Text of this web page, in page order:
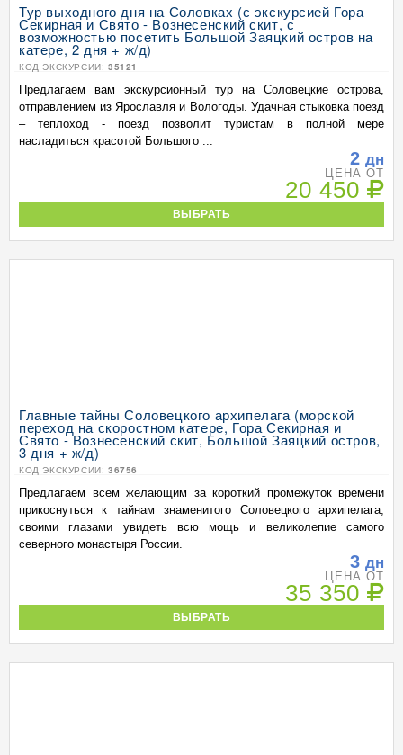
Тур выходного дня на Соловках (с экскурсией Гора
Секирная и Свято - Вознесенский скит, с
возможностью посетить Большой Заяцкий остров на
катере, 2 дня + ж/д)
КОД ЭКСКУРСИИ: 35121
Предлагаем вам экскурсионный тур на Соловецкие острова,
отправлением из Ярославля и Вологоды. Удачная стыковка поезд
– теплоход - поезд позволит туристам в полной мере
насладиться красотой Большого ...
2 дн
ЦЕНА ОТ
20 450
ВЫБРАТЬ
Главные тайны Соловецкого архипелага (морской
переход на скоростном катере, Гора Секирная и
Свято - Вознесенский скит, Большой Заяцкий остров,
3 дня + ж/д)
КОД ЭКСКУРСИИ: 36756
Предлагаем всем желающим за короткий промежуток времени
прикоснуться к тайнам знаменитого Соловецкого архипелага,
своими глазами увидеть всю мощь и великолепие самого
северного монастыря России.
3 дн
ЦЕНА ОТ
35 350
ВЫБРАТЬ